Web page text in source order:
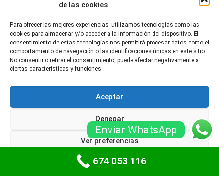
de las cookies
Para ofrecer las mejores experiencias, utilizamos tecnologías como las
cookies para almacenar y/o acceder a la información del dispositivo. El
consentimiento de estas tecnologías nos permitirá procesar datos como el
comportamiento de navegación o las identificaciones únicas en este sitio.
No consentir o retirar el consentimiento, puede afectar negativamente a
ciertas características y funciones.
Aceptar
Denegar
Ver preferencias
Política de cookiesPolíticas de privacidad
Recuerda que, debido a la complejidad de las
Enviar WhatsApp
674 053 116